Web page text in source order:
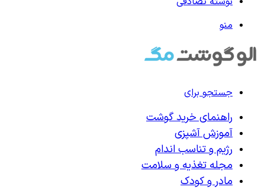
منو
جستجو برای
راهنمای خرید گوشت
آموزش آشپزی
رژیم و تناسب اندام
مجله تغذیه و سلامت
مادر و کودک